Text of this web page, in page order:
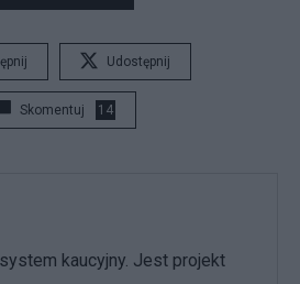
Udostępnij
Skomentuj 14
kaucyjny. Jest projekt